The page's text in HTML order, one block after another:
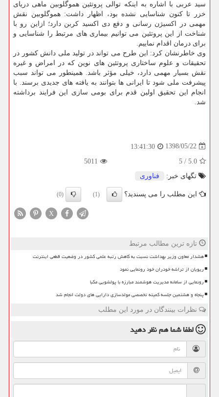
سید عربی با اشاره به اینكه توالی پروتئین هموگلوبین ماهی دریای
خزر تا كنون شناسایی نشده بود، اظهار داشت: هموگلوبین نقش
مهمی در اكسیژن رسانی و دفع دی اكسید كربن دارد؛ ازاین رو با
شناخت از این پروتئین می توانیم بیماری های مرتبط را شناسایی و
برای درمان اقدام نماییم.
وی خاطرنشان كرد: این طرح می تواند در تولید ملی دانش كشور در
تحقیقات و علوم ساختاری پروتئین های نوین كه در امراض و غیره
نقش بسیار مهمی دارد، خیلی مؤثر باشد. همینطور می تواند سبب
پیشرفت ملی شود تا ایرانی ها بتوانند به یافته های جدیدی برسند. با
انجام این تحقیق اولین قدم برای بومی سازی این فرایند برداشته
شد.
1398/05/22
13:41:30
5.0
/
5
5011
تگهای خبر:
فناوری
این مطلب را می پسندید؟ (1)
(0)
X
تازه ترین مطالب مرتبط
هشدار معاون وزیر بهداشت نسبت به کاهش رتبه علمی کشور در وضعیت قطعی اینترنت
ریویان از تراشه خودران خود رونمایی نمود
رونمایی از سامانه مدیریت هوشمند مبارزه با پولشویی مکبا
پنجاه و هشتمین جلسه کمیته تخصصی مولدسازی دارایی های دولت انجام شد
نظرات بینندگان در مورد این مطلب
لطفا شما همنظر دهید